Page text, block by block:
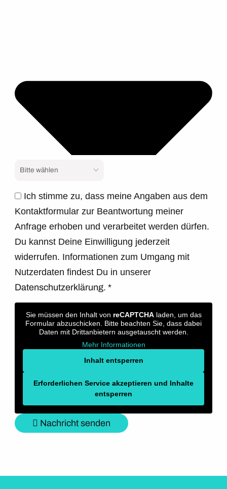
Ich stimme zu, dass meine Angaben aus dem
Kontaktformular zur Beantwortung meiner
Anfrage erhoben und verarbeitet werden dürfen.
Du kannst Deine Einwilligung jederzeit
widerrufen. Informationen zum Umgang mit
Nutzerdaten findest Du in unserer
Datenschutzerklärung.*
Sie müssen den Inhalt von reCAPTCHAladen, um das
Formular abzuschicken. Bitte beachten Sie, dass dabei
Daten mit Drittanbietern ausgetauscht werden.
Mehr Informationen
Inhalt entsperren
Erforderlichen Service akzeptieren und Inhalte
entsperren
Nachricht senden